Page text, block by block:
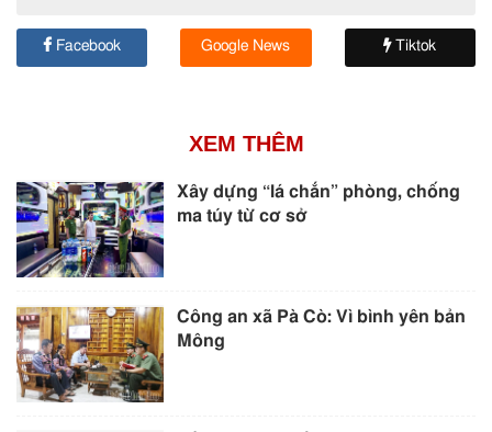
Facebook Google News Tiktok
XEM THÊM
Xây dựng “lá chắn” phòng, chống
ma túy từ cơ sở
Công an xã Pà Cò: Vì bình yên bản
Mông